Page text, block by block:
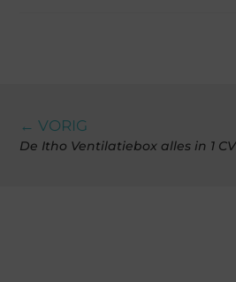
← VORIG
De Itho Ventilatiebox alles in 1